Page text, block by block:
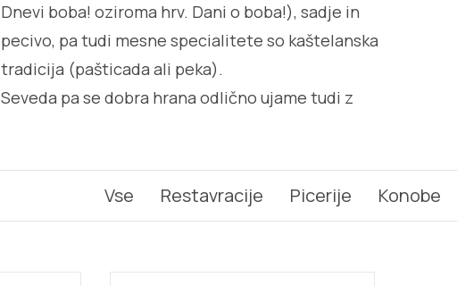
Dnevi boba! oziroma hrv. Dani o boba!), sadje in
pecivo, pa tudi mesne specialitete so kaštelanska
tradicija (pašticada ali peka).
Seveda pa se dobra hrana odlično ujame tudi z
Vse Restavracije Picerije Konobe